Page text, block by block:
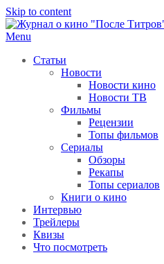
Skip to content
Menu
Статьи
Новости
Новости кино
Новости ТВ
Фильмы
Рецензии
Топы фильмов
Сериалы
Обзоры
Рекапы
Топы сериалов
Книги о кино
Интервью
Трейлеры
Квизы
Что посмотреть